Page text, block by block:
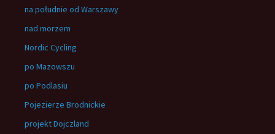
na południe od Warszawy
nad morzem
Nordic Cycling
po Mazowszu
po Podlasiu
Pojezierze Brodnickie
projekt Dojczland